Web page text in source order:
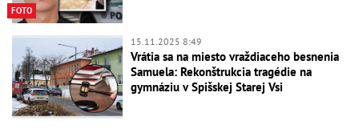
FOTO
15.11.2025 8:49
Vrátia sa na miesto vraždiaceho besnenia
Samuela: Rekonštrukcia tragédie na
gymnáziu v Spišskej Starej Vsi